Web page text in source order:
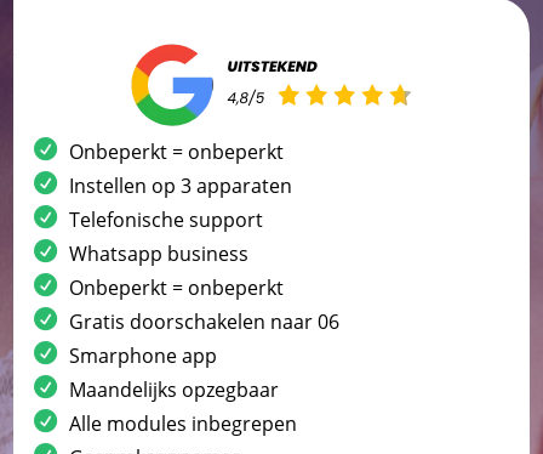
Onbeperkt = onbeperkt
Instellen op 3 apparaten
Telefonische support
Whatsapp business
Onbeperkt = onbeperkt
Gratis doorschakelen naar 06
Smarphone app
Maandelijks opzegbaar
Alle modules inbegrepen